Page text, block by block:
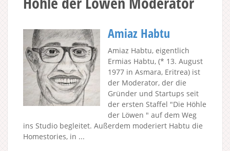
Amiaz Habtu
Amiaz Habtu, eigentlich
Ermias Habtu, (* 13. August
1977 in Asmara, Eritrea) ist
der Moderator, der die
Gründer und Startups seit
der ersten Staffel "Die Höhle
der Löwen " auf dem Weg
ins Studio begleitet. Außerdem moderiert Habtu die
Homestories, in ...